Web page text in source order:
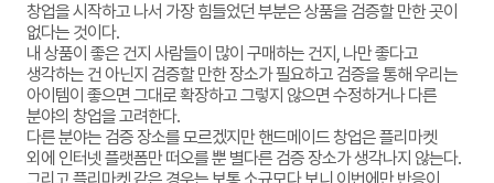
창업을 시작하고 나서 가장 힘들었던 부분은 상품을 검증할 만한 곳이
없다는 것이다.
내 상품이 좋은 건지 사람들이 많이 구매하는 건지, 나만 좋다고
생각하는 건 아닌지 검증할 만한 장소가 필요하고 검증을 통해 우리는
아이템이 좋으면 그대로 확장하고 그렇지 않으면 수정하거나 다른
분야의 창업을 고려한다.
다른 분야는 검증 장소를 모르겠지만 핸드메이드 창업은 플리마켓
외에 인터넷 플랫폼만 떠오를 뿐 별다른 검증 장소가 생각나지 않는다.